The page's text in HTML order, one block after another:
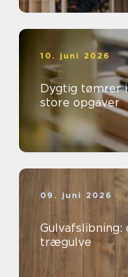
10. juni 2026
Dygtig tømrer
store opgaver
09. juni 2026
trægulve